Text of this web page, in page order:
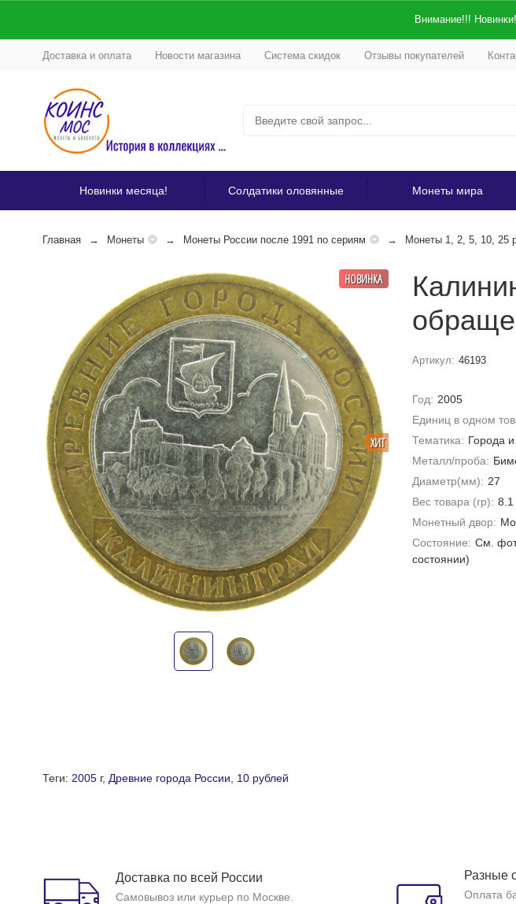
Внимание!!!
Доставка и оплата Новости магазина Система скидок Отзывы покупателей
Новинки месяца! Солдатики оловянные Монеты мира
Главная Монеты Монеты России после 1991 по сериям Монеты 1, 2, 5, 10, 25
ХИТ
НОВИНКА
Артикул: 46193
Год: 2005
Единиц в одном
Тематика: Города
Металл/проба:
Диаметр(мм): 27
Вес товара (гр): 8.1
Монетный двор:
Состояние: Cм.
состоянии)
Теги: 2005 г, Древние города России 10 рублей
Доставка по всей России
Самовывоз или курьер по Москве.
Разные
Оплата